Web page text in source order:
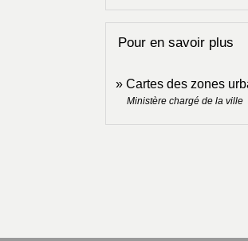
Pour en savoir plus
Cartes des zones
Ministère chargé de la ville